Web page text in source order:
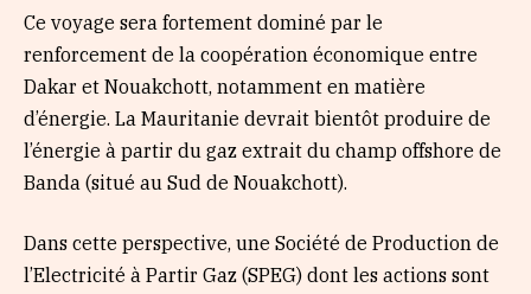
Ce voyage sera fortement dominé par le
renforcement de la coopération économique entre
Dakar et Nouakchott, notamment en matière
d’énergie. La Mauritanie devrait bientôt produire de
l’énergie à partir du gaz extrait du champ offshore de
Banda (situé au Sud de Nouakchott).
Dans cette perspective, une Société de Production de
l’Electricité à Partir Gaz (SPEG) dont les actions sont